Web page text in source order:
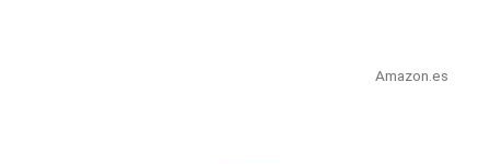
Amazon.es